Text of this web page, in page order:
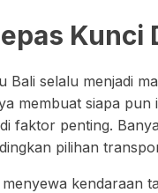
Kunci
Bali selalu menjadi
membuat siapa
faktor penting.
pilihan
kendaraan